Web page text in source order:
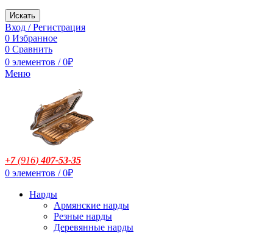
Искать
Вход / Регистрация
0 Избранное
0 Сравнить
0 элементов / 0₽
Меню
+7(916)407-53-35
0 элементов / 0₽
Нарды
Армянские нарды
Резные нарды
Деревянные нарды